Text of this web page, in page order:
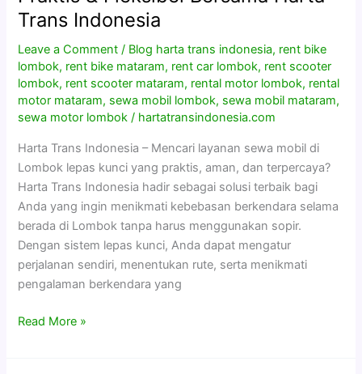
Trans Indonesia
Leave a Comment / Blog harta trans indonesia, rent bike
lombok, rent bike mataram, rent car lombok, rent scooter
lombok, rent scooter mataram, rental motor lombok, rental
motor mataram, sewa mobil lombok, sewa mobil mataram,
sewa motor lombok / hartatransindonesia.com
Harta Trans Indonesia – Mencari layanan sewa mobil di
Lombok lepas kunci yang praktis, aman, dan terpercaya?
Harta Trans Indonesia hadir sebagai solusi terbaik bagi
Anda yang ingin menikmati kebebasan berkendara selama
berada di Lombok tanpa harus menggunakan sopir.
Dengan sistem lepas kunci, Anda dapat mengatur
perjalanan sendiri, menentukan rute, serta menikmati
pengalaman berkendara yang
di
Lombok
Lepas
Kunci
Praktis
&
Fleksibel
Bersama
Harta
Trans
Indonesia
Read More »